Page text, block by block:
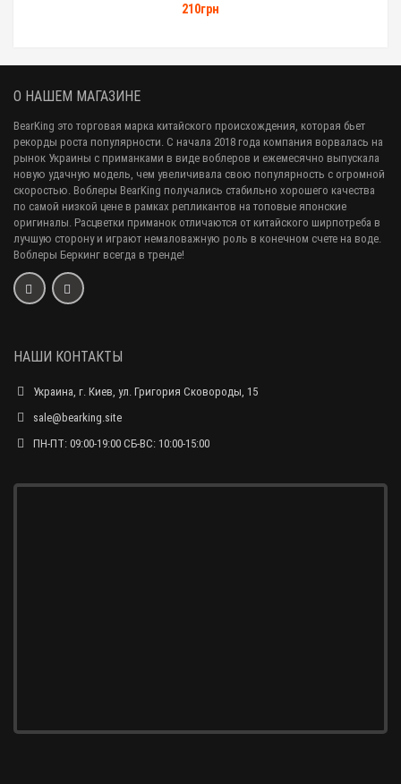
210грн
О НАШЕМ МАГАЗИНЕ
BearKing это торговая марка китайского происхождения, которая бьет
рекорды роста популярности. С начала 2018 года компания ворвалась на
рынок Украины с приманками в виде воблеров и ежемесячно выпускала
новую удачную модель, чем увеличивала свою популярность с огромной
скоростью. Воблеры BearKing получались стабильно хорошего качества
по самой низкой цене в рамках репликантов на топовые японские
оригиналы. Расцветки приманок отличаются от китайского ширпотреба в
лучшую сторону и играют немаловажную роль в конечном счете на воде.
Воблеры Беркинг всегда в тренде!
НАШИ КОНТАКТЫ
Украина, г. Киев, ул. Григория Сковороды, 15
sale@bearking.site
ПН-ПТ: 09:00-19:00 СБ-ВС: 10:00-15:00